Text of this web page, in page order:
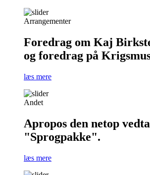
Arrangementer
Foredrag om Kaj
og foredrag på
læs mere
Andet
Apropos den netop
"Sprogpakke".
læs mere